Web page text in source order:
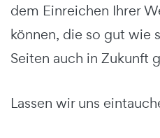
dem Einreichen Ihrer
können, die so gut wie
Seiten auch in Zukunft
Lassen wir uns